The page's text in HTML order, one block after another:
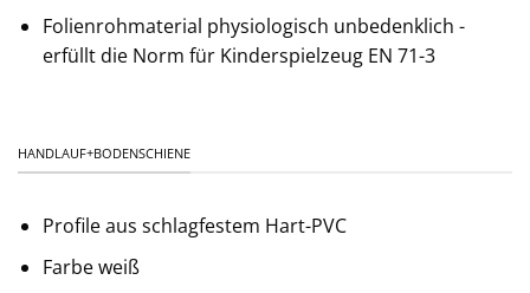
Folienrohmaterial physiologisch unbedenklich -
erfüllt die Norm für Kinderspielzeug EN 71-3
HANDLAUF+BODENSCHIENE
Profile aus schlagfestem Hart-PVC
Farbe weiß